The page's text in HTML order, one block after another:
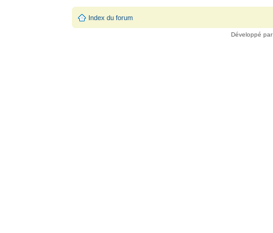
Index du forum
Développé